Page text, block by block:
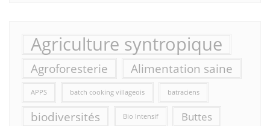
Agriculture syntropique
Agroforesterie Alimentation saine
APPS batch cooking villageois batraciens
biodiversités Bio Intensif Buttes